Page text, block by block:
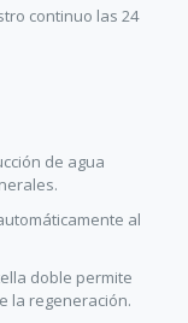
continuo las 24
de agua
al
doble permite
la regeneración.